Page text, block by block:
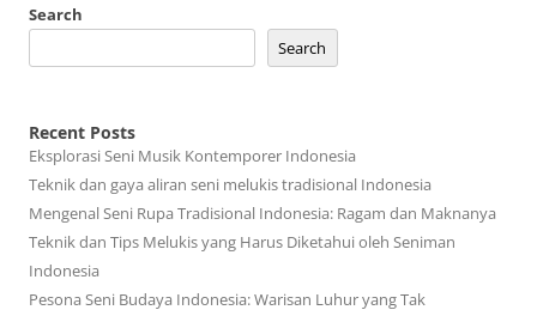
Search
Search
Recent Posts
Eksplorasi Seni Musik Kontemporer Indonesia
Teknik dan gaya aliran seni melukis tradisional Indonesia
Mengenal Seni Rupa Tradisional Indonesia: Ragam dan Maknanya
Teknik dan Tips Melukis yang Harus Diketahui oleh Seniman
Indonesia
Pesona Seni Budaya Indonesia: Warisan Luhur yang Tak